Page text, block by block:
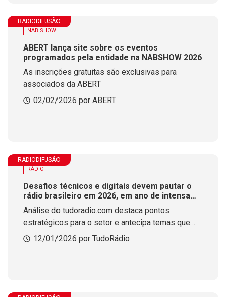
RADIODIFUSÃO
NAB SHOW
ABERT lança site sobre os eventos
programados pela entidade na NABSHOW 2026
As inscrições gratuitas são exclusivas para
associados da ABERT
02/02/2026 por ABERT
RADIODIFUSÃO
RÁDIO
Desafios técnicos e digitais devem pautar o
rádio brasileiro em 2026, em ano de intensa
agenda de eventos
Análise do tudoradio.com destaca pontos
estratégicos para o setor e antecipa temas que
devem estar presentes nos principais encontros
12/01/2026 por TudoRádio